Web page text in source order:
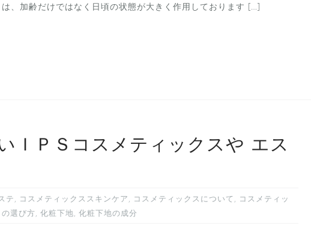
、加齢だけではなく日頃の状態が大きく作用しております […]
ＩＰＳコスメティックスや エス
テ, コスメティックススキンケア, コスメティックスについて, コスメティッ
選び方, 化粧下地, 化粧下地の成分